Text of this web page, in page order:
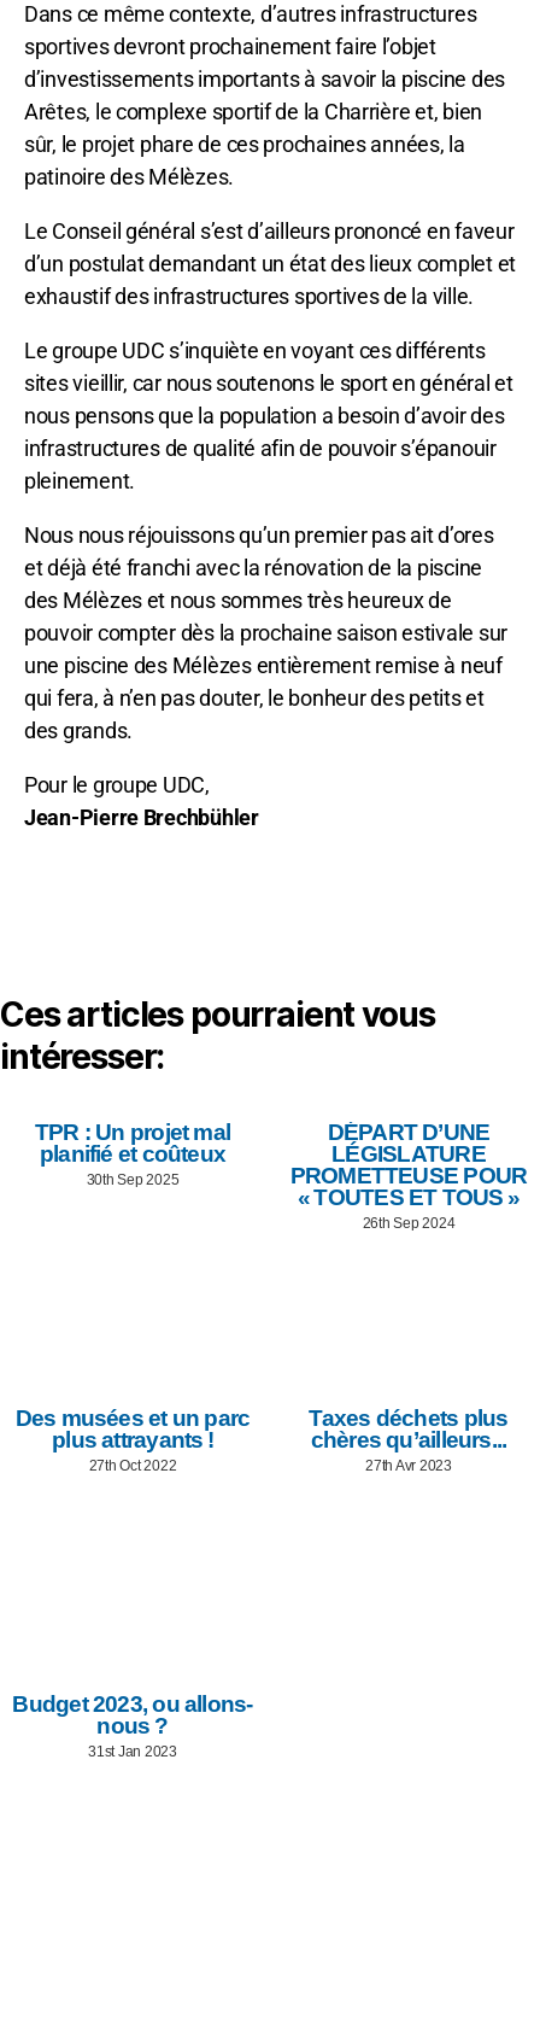
Dans ce même contexte, d’autres infrastructures
sportives devront prochainement faire l’objet
d’investissements importants à savoir la piscine des
Arêtes, le complexe sportif de la Charrière et, bien
sûr, le projet phare de ces prochaines années, la
patinoire des Mélèzes.
Le Conseil général s’est d’ailleurs prononcé en faveur
d’un postulat demandant un état des lieux complet et
exhaustif des infrastructures sportives de la ville.
Le groupe UDC s’inquiète en voyant ces différents
sites vieillir, car nous soutenons le sport en général et
nous pensons que la population a besoin d’avoir des
infrastructures de qualité afin de pouvoir s’épanouir
pleinement.
Nous nous réjouissons qu’un premier pas ait d’ores
et déjà été franchi avec la rénovation de la piscine
des Mélèzes et nous sommes très heureux de
pouvoir compter dès la prochaine saison estivale sur
une piscine des Mélèzes entièrement remise à neuf
qui fera, à n’en pas douter, le bonheur des petits et
des grands.
Pour le groupe UDC,
Jean-Pierre Brechbühler
Ces articles pourraient vous
intéresser:
TPR : Un projet mal
planifié et coûteux
30th Sep 2025
DÉPART D’UNE
LÉGISLATURE
PROMETTEUSE POUR
« TOUTES ET TOUS »
26th Sep 2024
Des musées et un parc
plus attrayants !
27th Oct 2022
Taxes déchets plus
chères qu’ailleurs...
27th Avr 2023
Budget 2023, ou allons-
nous ?
31st Jan 2023